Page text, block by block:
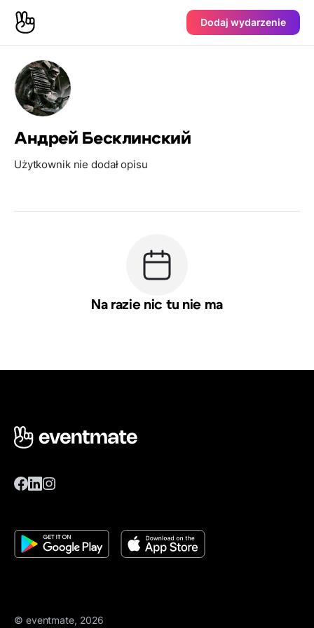
Dodaj wydarzenie
Андрей Бесклинский
Użytkownik nie dodał opisu
Na razie nic tu nie ma
© eventmate, 2026